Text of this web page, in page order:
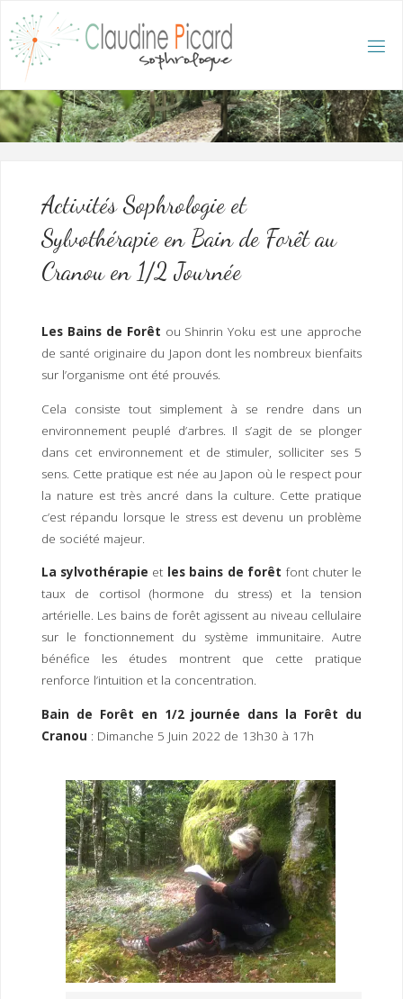
content
DIN
E PI
CAR
D :
/
P
OL
OG
AP E
IMP
ER
Activités Sophrologie et
Sylvothérapie en Bain de Forêt au
Cranou en 1/2 Journée
Les Bains de Forêt ou Shinrin Yoku est une approche
de santé originaire du Japon dont les nombreux bienfaits
sur l’organisme ont été prouvés.
Cela consiste tout simplement à se rendre dans un
environnement peuplé d’arbres. Il s’agit de se plonger
dans cet environnement et de stimuler, solliciter ses 5
sens. Cette pratique est née au Japon où le respect pour
la nature est très ancré dans la culture. Cette pratique
c’est répandu lorsque le stress est devenu un problème
de société majeur.
La sylvothérapie et les bains de forêt font chuter le
taux de cortisol (hormone du stress) et la tension
artérielle. Les bains de forêt agissent au niveau cellulaire
sur le fonctionnement du système immunitaire. Autre
bénéfice les études montrent que cette pratique
renforce l’intuition et la concentration.
Bain de Forêt en 1/2 journée dans la Forêt du
Cranou : Dimanche 5 Juin 2022 de 13h30 à 17h